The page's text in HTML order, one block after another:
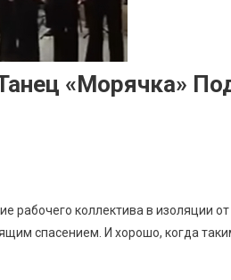
«Морячка»
коллектива в изоляции от
спасением. И хорошо, когда